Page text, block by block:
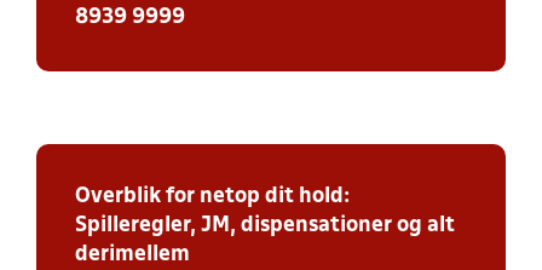
8939 9999
Overblik for netop dit hold:
Spilleregler, JM, dispensationer og alt
derimellem